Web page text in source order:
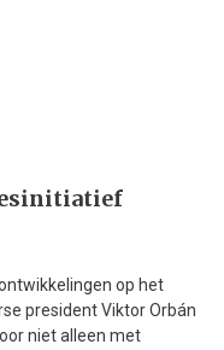
op het
president Viktor Orbán
niet alleen met